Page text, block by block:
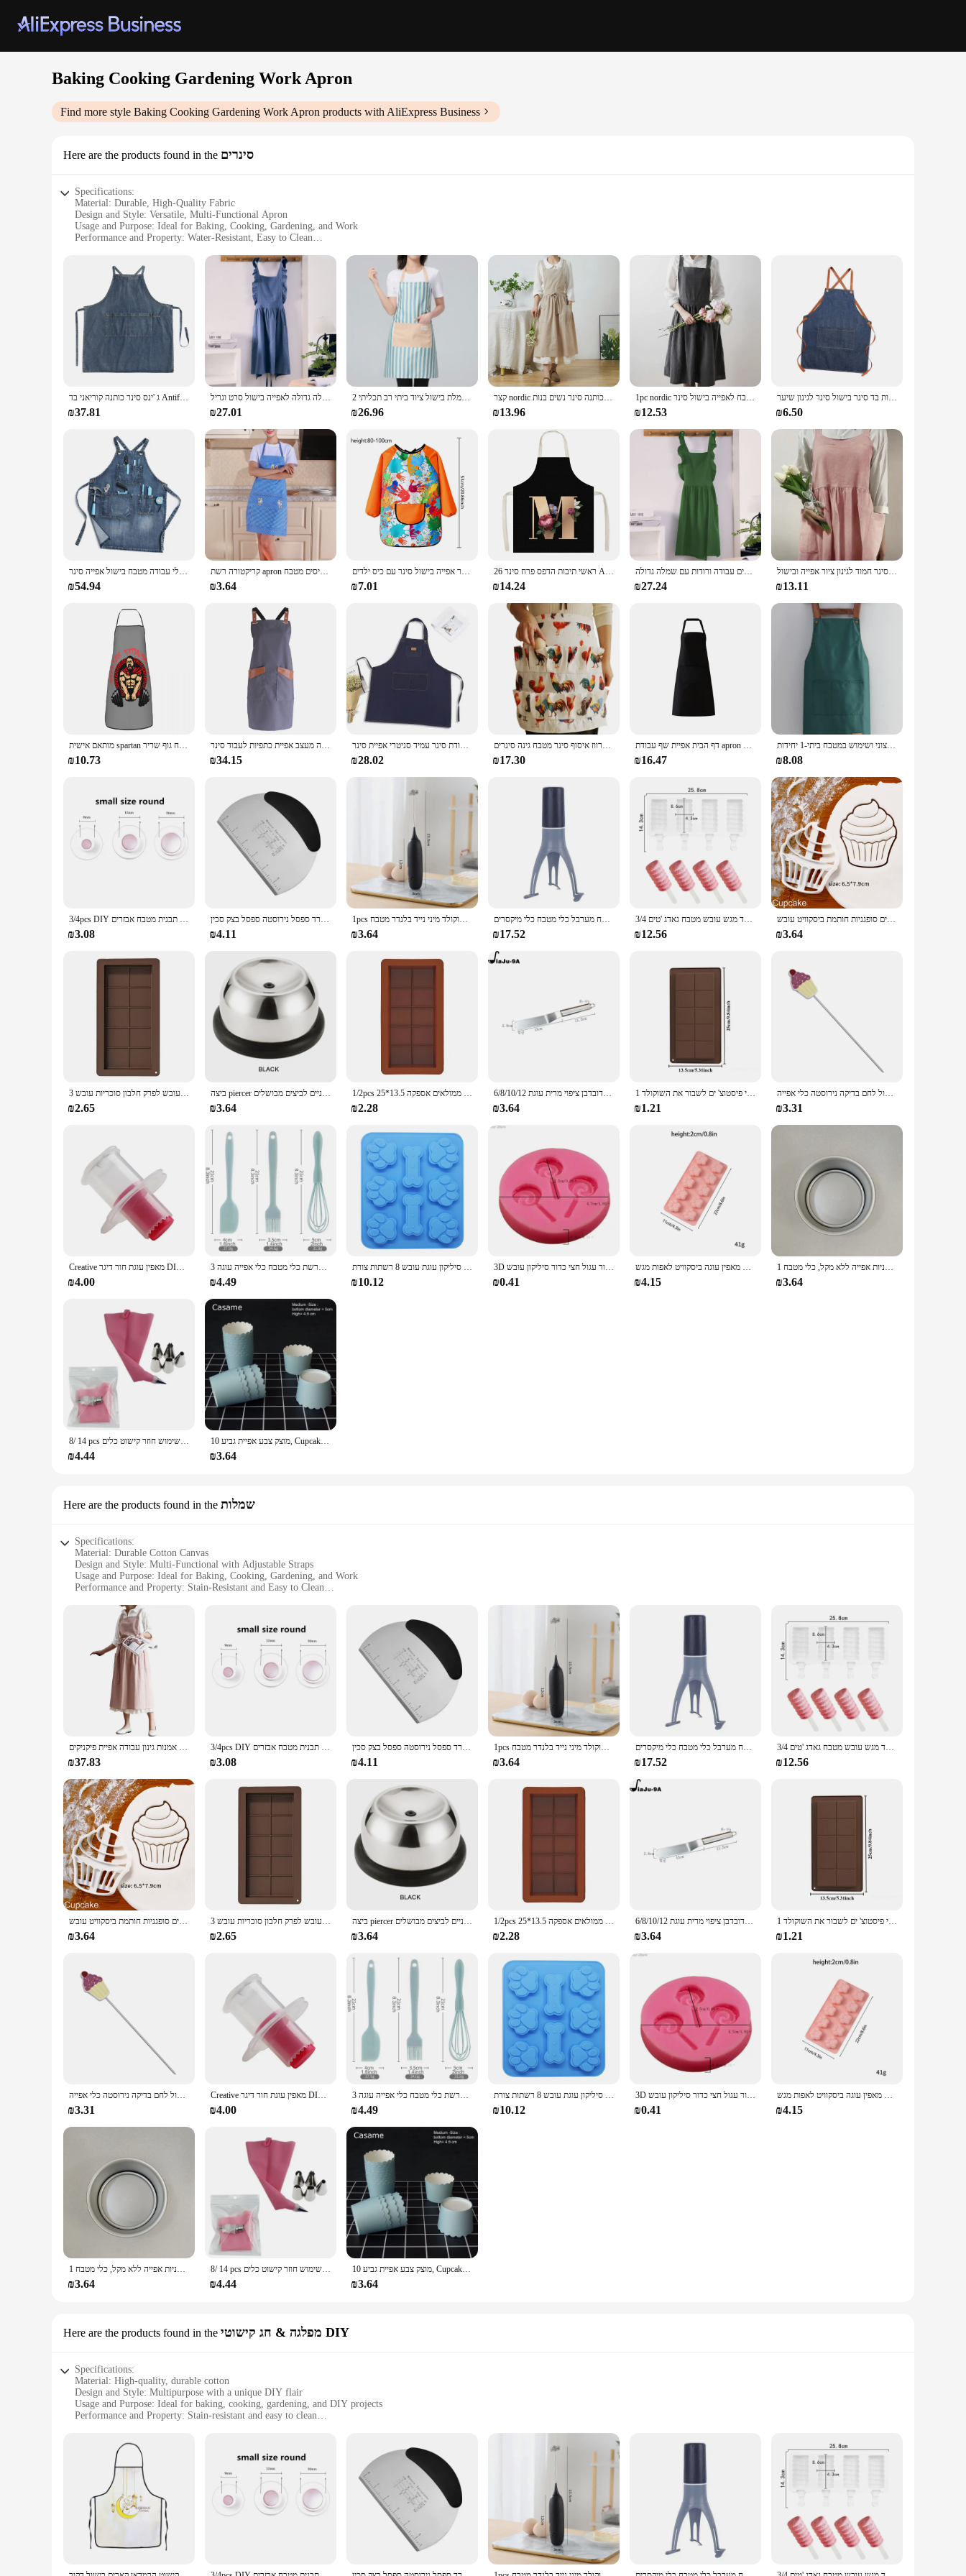
Baking Cooking Gardening Work Apron
Find more style Baking Cooking Gardening Work Apron products with AliExpress Business
Here are the products found in the סינרים
Specifications:
Material: Durable, High-Quality Fabric
Design and Style: Versatile, Multi-Functional Apron
Usage and Purpose: Ideal for Baking, Cooking, Gardening, and Work
Performance and Property: Water-Resistant, Easy to Clean
Parts and Accessories: Includes Pockets for Convenience
Features:
**Versatile and Practical**
The Baking Cooking Gardening Work Apron is not just a piece of clothing; it's a versatile tool that caters to a variety of tasks. Whether you're kneading dough, tending to your garden, or working on a
project, this apron is designed to keep you clean and comfortable. The high-quality fabric is both durable and water-resistant, ensuring that spills and stains are easily wiped away, while the adjustable
straps allow for a perfect fit for individuals of all sizes.
**Designed for Everyday Use**
The apron's sleek design is not only practical but also stylish, making it suitable for both professional and casual settings. The multi-functional apron features ample pockets to store essential tools,
keeping your hands free and your workspace organized. The water-resistant fabric ensures that your clothes remain dry, even during the messiest tasks. Whether you're a professional chef, a dedicated
gardener, or someone who enjoys DIY projects, this apron is an indispensable addition to your toolkit.
**Ideal for Vendors and Suppliers**
fits-most design makes it an ideal choice for retailers who cater to a diverse clientele. The apron's durability and easy-to-clean nature make it a long-lasting and convenient product for both personal
and professional use. With its versatile design and high-quality construction, this apron is a reliable choice for anyone looking to keep their clothes clean while engaging in a variety of tasks.
ג 'ינס סינר כותנה קוריאני בד Antifouling בית ניקוי מטבח בישול בגדי עבודה סינר ספר פנאי גינון אפייה
₪37.81
סינר מטבח עם כיסים לגינון שף בגינון שף נשים עם שמלה גדולה לאפייה בישול סרט וגריל
₪27.01
2 יחידות פס גברים נשים סינר בית מטבח מסעדה עמיד למים שף שמלת בישול ציוד ביתי רב תכליתי
₪26.96
קצר nordic רוח קפלים חצאית כותנה סינר נשים בנות apron בציר גינון עבודות צלב גב לפני שמלה
₪13.96
1pc nordic פרחים סינר כותנה פשתן גנן קפה חנויות מטבח לאפייה בישול סינר
₪12.53
סינר ביז עור מתכוונן רצועות בד סינר בישול סינר לגינון שיער
₪6.50
יוניסקס מותאם אישית צלב גב נוח רצועת עור כותנה לשטוף כלי עבודה מטבח בישול אפייה סינר
₪54.94
קריקטורה רשת apron גריל סלון המלצר כיסים מטבח apron בישול אפייה bbq מסיבת מבוגרים עמיד למים גברים נשים
₪3.64
סינר הדפס צבעוני עמיד למים סינר בישול שרוול ארוך סינר אפייה בישול סינר עם כיס ילדים
₪7.01
26 ראשי תיבות הדפס פרח סינר A-Z אותיות נשים בישול סינרים שף מלצר
₪14.24
סינר מטבח סמרר עם כיסים לגינון שף נשים עבודה ורודות עם שמלה גדולה
₪27.24
סינרים פשתן יפני לנשים עם כיסים לחצות סינר חמוד שמלת סינר חמוד לגינון ציור אפייה ובישול
₪13.11
מותאם אישית spartan חדר כושר מצחיק פיתוח גוף שריר funisex למבוגרים bibb tabier מטבח בישול אפייה גינון
₪10.73
אמנות סינרי ציור קרמיקה קדרות מסעדה ריסטה מעצב אפיית כתפיות לעבוד סינר
₪34.15
יוניסקס פשוט ג 'ינס סינר מטבח אבזר שרוולים סינר בישול מסעדה ריסטה עבודת סינר עמיד סניטרי אפיית סינר
₪28.02
כיסים ביצה איסוף סינר אפרון עבודה חוות אוכל ברווז אווז ברווז איסוף סינר מטבח גינה סינרים
₪17.30
דף הבית אפיית שף עבודת apron יוניסקס שמן-כיסים bib למסעדה גריל בר קפה מסעדה בר קפה
₪16.47
סינר ירוק כהה עמיד למים עבור ברביקיו חיצוני ושימוש במטבח ביתי-1 יחידות
₪8.08
3/4pcs DIY לב פנטגרם כוכב חותם עגול טובל קאטר ביסקוויט קוקי עוגת תבנית מטבח אבזרים
₪3.08
בצק מגרדים בצק פיצה לחם בצק בצק מגרדים מגרד ספסל נירוסטה ספסל בצק סכין chopper גאדג 'טים
₪4.11
1pcs מכונת קפוצ 'ינו כף מקפה ביצת קצף ביצת שוקולד מיני נייד בלנדר מטבח
₪3.64
ויבק אוטומטי מערבת בוער בישול מערבל מערבל מערבל ביצה אוכל מערבל כלי מטבח מערבל כלי מטבח כלי מיקסרים
₪17.52
3/4 חורים סיליקון גלידת עובש אבקתית עובש קרח הבית קרח קוביית מייצר עוגת עובש שוקולד מגש עובש מטבח גאדג 'טים
₪12.56
עוגות צורה קועוגות צורה סוכרים סוכרים סופגניות חותמת ביסקוויט עובש memouser קישוט כלי מאפה חותכי
₪3.64
סיליקון עובש שוקולד עובש לפרק חלבון סוכריות עובש 3d diy ביסקוויט אפייה כלי לקשט עובש לחמר פולימר
₪2.65
ביצה piercer נירוסטה ביצה מחטים חור המטבח יסודות חיוניים לביצים מבושלים
₪3.64
1/2pcs 25*13.5 ס "מ 10 רשת גדולה שוקולד עובש סיליקון ממתקים תבניות עבור ברים ממולאים אספקה
₪2.28
6/8/10/12 אינץ נירוסטה קרם הדובדבן ציפוי מרית עוגת DIY עוגת קישוט כלים כלי אבזרים
₪3.64
1 סט שוקולד בר עובש עמוק עם 10 יח 'שקיות עובש שוקולד סמיך לדובאי מילוי פיסטוצ' ים לשבור את השוקולד
₪1.21
עוגה נוחה טסטר אפייה שיפודי קאפקייקס מאפין בדיקות בישול בישול לחם בדיקה נירוסטה כלי אפייה L5
₪3.31
Creative מאפין עוגת חור דיגר DIY מאפה Cupcake Cored להסיר מכשיר טובל קאטר אפייה לקשט לחפור חורים כלים
₪4.00
3 יח 'אפיית תבנית מזון כיתה חום סיליקון עמיד חום קרם ביצת מרז מברשת כלי מטבח כלי אפייה עוגה
₪4.49
סיליקון עוגת עובש 8 רשתות צורת Striangle מטבח פיצה צלחת בישול שאינו מקל לחם DIY אפיית מאפה עוגת תבניות
₪10.12
3D כדור עגול חצי כדור סיליקון עובש DIY אפיית פודינג מוס שוקולד עוגת עובש מטבח אביזרי כלים עוגת פודינג
₪0.41
סופגניות סיליקון עוגת עובש אפייה ריבת פודינג שוקולד עובש קרח קוביית מאפין עוגה ביסקוויט לאפות מגש
₪4.15
1 סט של 4/6/8/אינץ 'שכבות שכבות עגול, סט סיר עוגה תחתון נתיק, תבניות אפייה ללא מקל, כלי מטבח
₪3.64
8/ 14 pcs סט סט מאפה סיליקון טיפים טיפים מטבח עוגת דיבוב צנרת אל חלד לשימוש חוזר קישוט כלים
₪4.44
10 מוצק צבע אפיית גביע, Cupcake ספינות, עוגת כוסות סוכריות כוסות נייר קינוח כוסות קשת המפלגה, יום הולדת לטובת DIY Toppers
₪3.64
Here are the products found in the שמלות
Specifications:
Material: Durable Cotton Canvas
Design and Style: Multi-Functional with Adjustable Straps
Usage and Purpose: Ideal for Baking, Cooking, Gardening, and Work
Performance and Property: Stain-Resistant and Easy to Clean
Parts and Accessories: Includes a Convenient Pocket for Tools
**Versatile and Practical Design**
The Baking Cooking Gardening Work Apron is a versatile piece of kitchen and gardening gear designed to cater to a wide range of tasks. Crafted from durable cotton canvas, this apron is not only
sturdy but also lightweight, ensuring comfort during prolonged use. Its multi-functional design allows it to be used for a variety of activities, from baking delicious treats to tending to your garden.
The apron's adjustable straps ensure a snug fit for individuals of all sizes, while the large size provides ample coverage, protecting your clothes from spills and stains.
**Ease of Use and Maintenance**
The apron's stain-resistant properties make it a breeze to clean, saving you time and effort. Whether you're a professional chef, a dedicated gardener, or someone who enjoys working with their hands,
this apron is an indispensable tool. The inclusion of a convenient pocket allows you to keep your tools within reach, making your tasks more efficient. The apron's design is not only practical but also
stylish, ensuring that you look professional while performing your tasks.
**A Must-Have for Vendors and Suppliers**
construction make it a valuable addition to any retail or wholesale collection. The apron's sets are available for sale, making it an ideal choice for businesses looking to provide their customers with a
practical and fashionable accessory for their culinary or gardening adventures.
נשים אמן סינר נשי שטף סינרי עם כיסים נוחים עמיד למים סינר אפוד עבור אמנות גינון עבודה אפיית פיקניקים
₪37.83
3/4pcs DIY לב פנטגרם כוכב חותם עגול טובל קאטר ביסקוויט קוקי עוגת תבנית מטבח אבזרים
₪3.08
בצק מגרדים בצק פיצה לחם בצק בצק מגרדים מגרד ספסל נירוסטה ספסל בצק סכין chopper גאדג 'טים
₪4.11
1pcs מכונת קפוצ 'ינו כף מקפה ביצת קצף ביצת שוקולד מיני נייד בלנדר מטבח
₪3.64
ויבק אוטומטי מערבת בוער בישול מערבל מערבל מערבל ביצה אוכל מערבל כלי מטבח מערבל כלי מטבח כלי מיקסרים
₪17.52
3/4 חורים סיליקון גלידת עובש אבקתית עובש קרח הבית קרח קוביית מייצר עוגת עובש שוקולד מגש עובש מטבח גאדג 'טים
₪12.56
עוגות צורה קועוגות צורה סוכרים סוכרים סופגניות חותמת ביסקוויט עובש memouser קישוט כלי מאפה חותכי
₪3.64
סיליקון עובש שוקולד עובש לפרק חלבון סוכריות עובש 3d diy ביסקוויט אפייה כלי לקשט עובש לחמר פולימר
₪2.65
ביצה piercer נירוסטה ביצה מחטים חור המטבח יסודות חיוניים לביצים מבושלים
₪3.64
1/2pcs 25*13.5 ס "מ 10 רשת גדולה שוקולד עובש סיליקון ממתקים תבניות עבור ברים ממולאים אספקה
₪2.28
6/8/10/12 אינץ נירוסטה קרם הדובדבן ציפוי מרית עוגת DIY עוגת קישוט כלים כלי אבזרים
₪3.64
1 סט שוקולד בר עובש עמוק עם 10 יח 'שקיות עובש שוקולד סמיך לדובאי מילוי פיסטוצ' ים לשבור את השוקולד
₪1.21
עוגה נוחה טסטר אפייה שיפודי קאפקייקס מאפין בדיקות בישול בישול לחם בדיקה נירוסטה כלי אפייה L5
₪3.31
Creative מאפין עוגת חור דיגר DIY מאפה Cupcake Cored להסיר מכשיר טובל קאטר אפייה לקשט לחפור חורים כלים
₪4.00
3 יח 'אפיית תבנית מזון כיתה חום סיליקון עמיד חום קרם ביצת מרז מברשת כלי מטבח כלי אפייה עוגה
₪4.49
סיליקון עוגת עובש 8 רשתות צורת Striangle מטבח פיצה צלחת בישול שאינו מקל לחם DIY אפיית מאפה עוגת תבניות
₪10.12
3D כדור עגול חצי כדור סיליקון עובש DIY אפיית פודינג מוס שוקולד עוגת עובש מטבח אביזרי כלים עוגת פודינג
₪0.41
סופגניות סיליקון עוגת עובש אפייה ריבת פודינג שוקולד עובש קרח קוביית מאפין עוגה ביסקוויט לאפות מגש
₪4.15
1 סט של 4/6/8/אינץ 'שכבות שכבות עגול, סט סיר עוגה תחתון נתיק, תבניות אפייה ללא מקל, כלי מטבח
₪3.64
8/ 14 pcs סט סט מאפה סיליקון טיפים טיפים מטבח עוגת דיבוב צנרת אל חלד לשימוש חוזר קישוט כלים
₪4.44
10 מוצק צבע אפיית גביע, Cupcake ספינות, עוגת כוסות סוכריות כוסות נייר קינוח כוסות קשת המפלגה, יום הולדת לטובת DIY Toppers
₪3.64
Here are the products found in the מפלגה & חג קישוטי DIY
Specifications:
Material: High-quality, durable cotton
Design and Style: Multipurpose with a unique DIY flair
Usage and Purpose: Ideal for baking, cooking, gardening, and DIY projects
Performance and Property: Stain-resistant and easy to clean
**Versatile and Practical**
The Baking Cooking Gardening Work Apron is a versatile accessory that caters to a wide range of activities. Whether you're kneading dough in the kitchen, tending to your garden, or engaging in DIY
projects, this apron is designed to provide both comfort and functionality. The high-quality cotton material ensures durability, while the stain-resistant properties make it easy to maintain, even after
multiple uses.
**Designed for Everyone**
With its one-size-fits-all design and adjustable straps, this apron is perfect for individuals of all shapes and sizes. The DIY aspect of the apron's design adds a personal touch, making it a unique